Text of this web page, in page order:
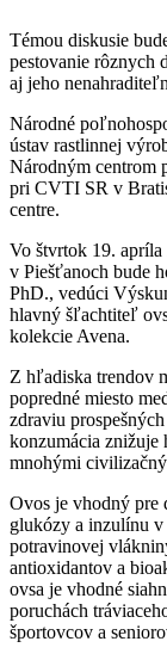
Témou diskusie
pestovanie rôznych
aj jeho
Národné
ústav rastlinnej
Národným centrom
pri CVTI SR v
centre.
Vo štvrtok 19.
v Piešťanoch bude
PhD., vedúci
hlavný šľachtiteľ
kolekcie Avena.
Z hľadiska trendov
popredné miesto
zdraviu
konzumácia znižuje
mnohými
Ovos je vhodný pre
glukózy a inzulínu v
potravinovej
antioxidantov a
ovsa je vhodné
poruchách
športovcov a